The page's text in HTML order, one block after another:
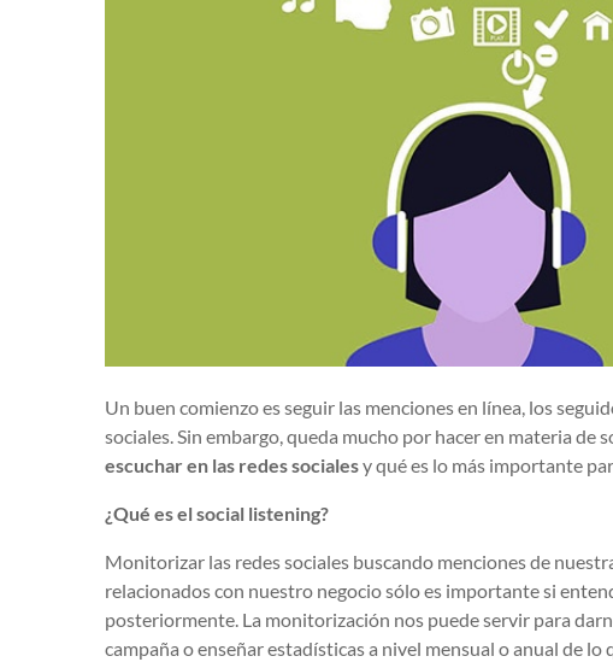
Un buen comienzo es seguir las menciones en línea, los
sociales. Sin embargo, queda mucho por hacer en materia de
escuchar en las redes socialesy qué es lo más importante
¿Qué es el social listening?
Monitorizar las redes sociales buscando menciones de
relacionados con nuestro negocio sólo es importante si
posteriormente. La monitorización nos puede servir para
campaña o enseñar estadísticas a nivel mensual o anual de